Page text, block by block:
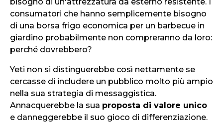
bisogno di un'attrezzatura da esterno resistente. I
consumatori che hanno semplicemente bisogno
di una borsa frigo economica per un barbecue in
giardino probabilmente non compreranno da loro:
perché dovrebbero?
Yeti non si distinguerebbe così nettamente se
cercasse di includere un pubblico molto più ampio
nella sua strategia di messaggistica.
Annacquerebbe la sua proposta di valore unico
e danneggerebbe il suo gioco di differenziazione.